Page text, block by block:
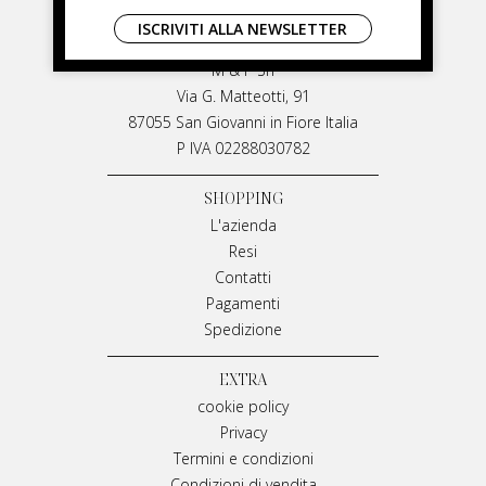
LIVIANA MIRARCHI
M & P Srl
Via G. Matteotti, 91
87055 San Giovanni in Fiore Italia
P IVA 02288030782
SHOPPING
L'azienda
Resi
Contatti
Pagamenti
Spedizione
EXTRA
cookie policy
Privacy
Termini e condizioni
ISCRIVITI ALLA NEWSLETTER